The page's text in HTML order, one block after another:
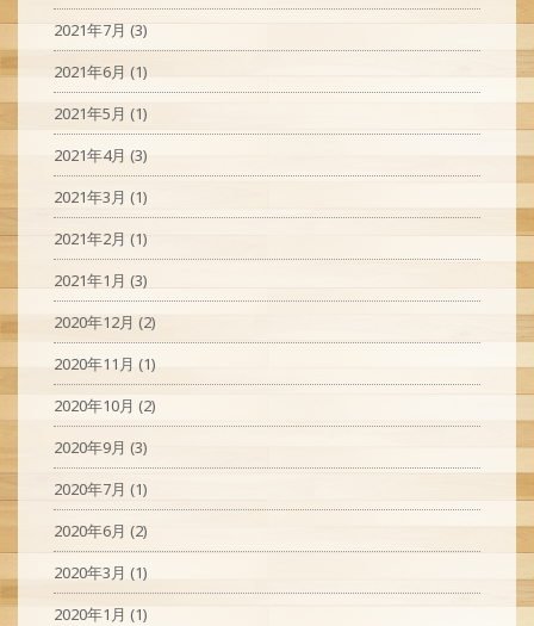
2021年7月 (3)
2021年6月 (1)
2021年5月 (1)
2021年4月 (3)
2021年3月 (1)
2021年2月 (1)
2021年1月 (3)
2020年12月 (2)
2020年11月 (1)
2020年10月 (2)
2020年9月 (3)
2020年7月 (1)
2020年6月 (2)
2020年3月 (1)
2020年1月 (1)